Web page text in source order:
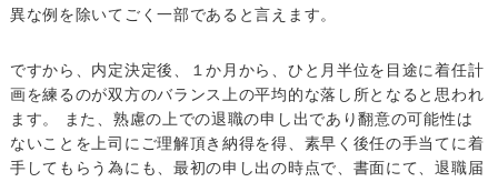
異な例を除いてごく一部であると言えます。
ですから、内定決定後、１か月から、ひと月半位を目途に着任計
画を練るのが双方のバランス上の平均的な落し所となると思われ
ます。 また、熟慮の上での退職の申し出であり翻意の可能性は
ないことを上司にご理解頂き納得を得、素早く後任の手当てに着
手してもらう為にも、最初の申し出の時点で、書面にて、退職届